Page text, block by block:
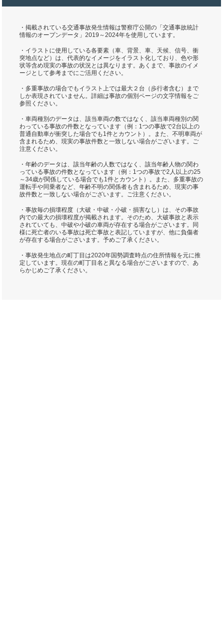
・掲載されている交通事故発生情報は警察庁公開の「交通事故統計
情報のオープンデータ」2019～2024年を使用しています。
・イラストに使用している各要素（車、背景、車、天候、信号、衝
突地点など）は、代表的なイメージをイラスト化しており、色や形
状等含め現実の事故の状況とは異なります。あくまで、事故のイメ
ージとして参考までにご活用ください。
・多重事故の場合でもイラスト上では最大２台（歩行者含む）まで
しか表現されていません。詳細は事故の個別ページの文字情報をご
参照ください。
・車両種別のデータは、該当車両の数ではなく、該当車両種別の関
わっている事故の件数となっています（例：1つの事故で2台以上の
普通自動車が衝突した場合でも1件とカウント）。また、不明車両が
含まれるため、現実の事故件数と一致しない場合がございます。ご
注意ください。
・年齢のデータは、該当年齢の人数ではなく、該当年齢人物の関わ
っている事故の件数となっています（例：1つの事故で2人以上の25
～34歳が関係している場合でも1件とカウント）。また、多重事故の
運転手や同乗者など、年齢不明の関係者も含まれるため、現実の事
故件数と一致しない場合がございます。ご注意ください。
・事故毎の損壊程度（大破・中破・小破・損害なし）は、その事故
内での最大の損壊程度が掲載されます。そのため、大破事故と表示
されていても、中破や小破の車両が存在する場合がございます。同
様に死亡者のいる事故は死亡事故と表記していますが、他に負傷者
が存在する場合がございます。予めご了承ください。
・事故発生地点の町丁目は2020年国勢調査時点の住所情報を元に推
定しています。現在の町丁目名と異なる場合がございますので、あ
らかじめご了承ください。